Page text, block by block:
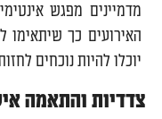
מדמיינים מפגש
האירועים כך שיתאימו
יוכלו להיות נוכחים
צדדיות והתאמה